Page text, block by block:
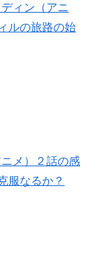
ィン（アニ
ルの旅路の始
メ）２話の感
服なるか？